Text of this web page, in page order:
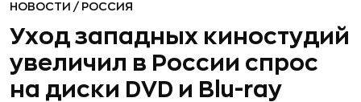
НОВОСТИ / РОССИЯ
Уход западных киностудий
увеличил в России спрос
на диски DVD и Blu-ray